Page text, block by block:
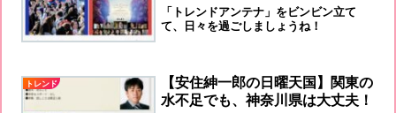
「トレンドアンテナ」をビンビン立て
て、日々を過ごしましょうね！
トレンド
【安住紳一郎の日曜天国】関東の
水不足でも、神奈川県は大丈夫！